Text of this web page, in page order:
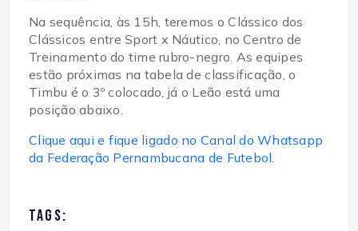
Na sequência, às 15h, teremos o Clássico dos
Clássicos entre Sport x Náutico, no Centro de
Treinamento do time rubro-negro. As equipes
estão próximas na tabela de classificação, o
Timbu é o 3º colocado, já o Leão está uma
posição abaixo.
Clique aqui e fique ligado no Canal do Whatsapp
da Federação Pernambucana de Futebol.
TAGS: